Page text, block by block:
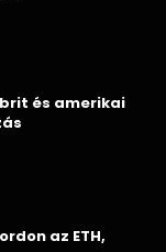
és amerikai
az ETH,